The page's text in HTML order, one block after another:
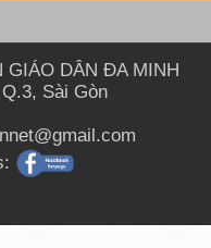
GIÁO DÂN ĐA MINH
Sài Gòn